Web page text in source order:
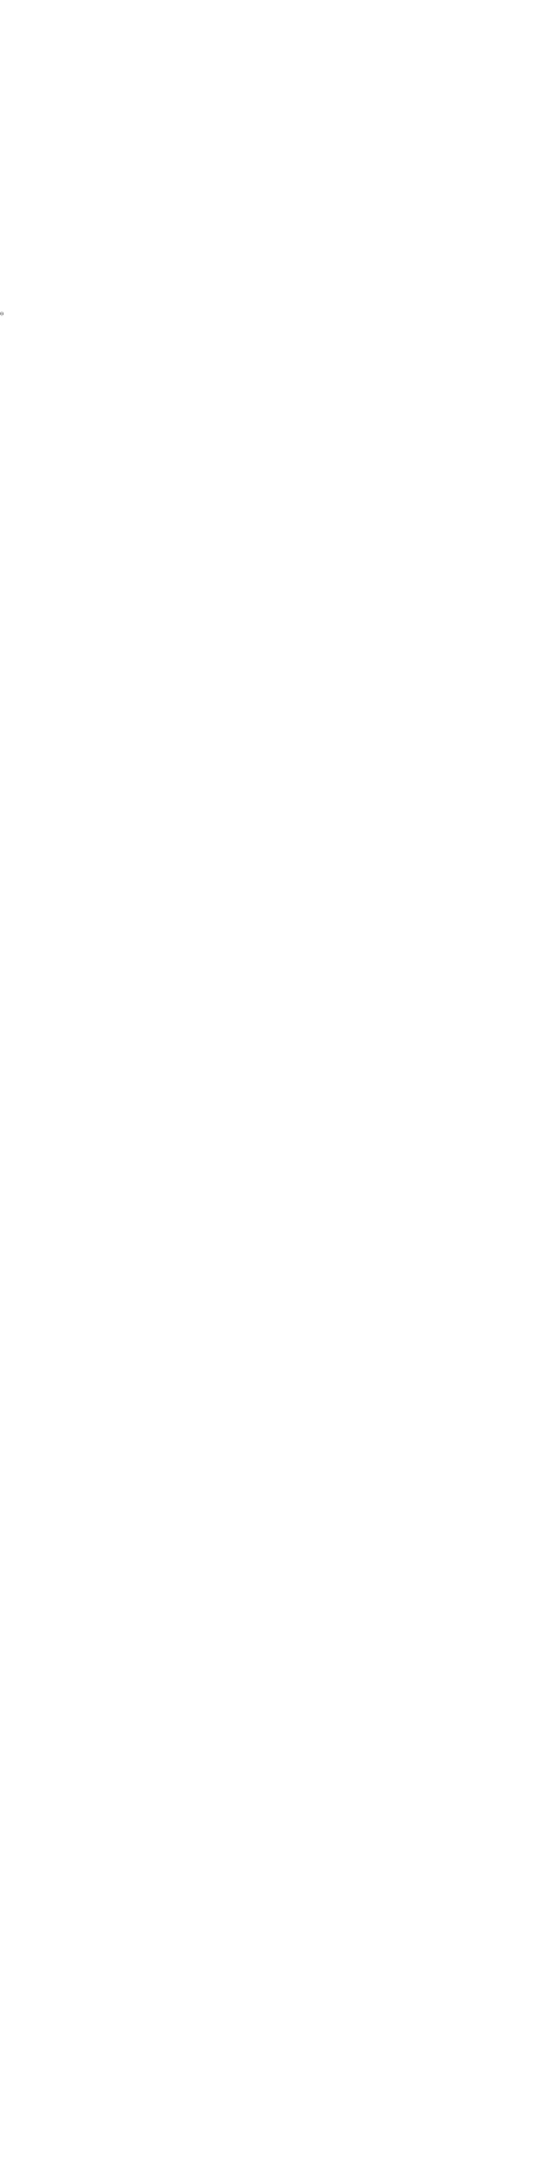
说。